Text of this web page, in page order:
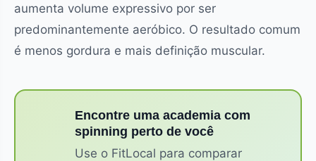
aumenta volume expressivo por ser
predominantemente aeróbico. O resultado comum
é menos gordura e mais definição muscular.
Encontre uma academia com
spinning perto de você
Use o FitLocal para comparar